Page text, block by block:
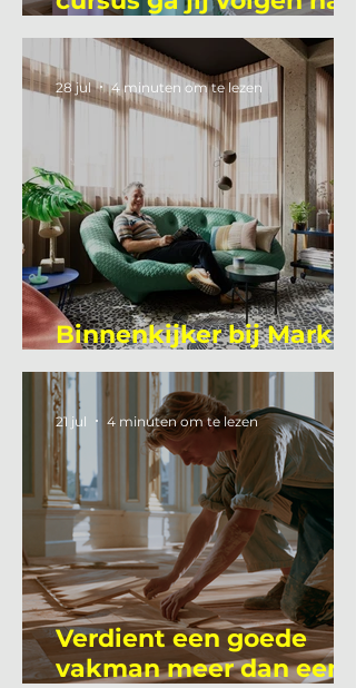
je vakantie?
Binnenkijker bij Mark
Mutsaers
28 jul 4 minuten om te lezen
Verdient een goede
vakman meer dan een
21 jul 4 minuten om te lezen